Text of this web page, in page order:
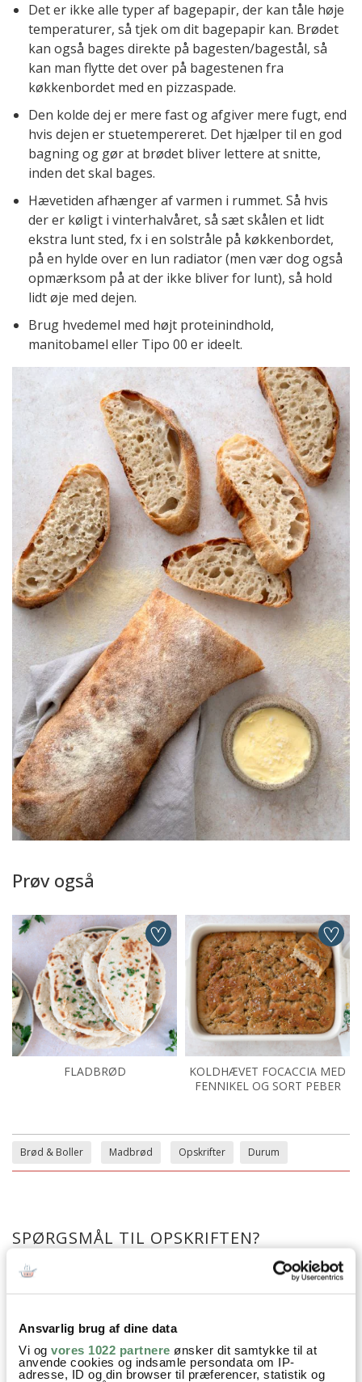
Ansvarlig brug af dine data
Vi og vores 1022 partnere ønsker dit samtykke til at
anvende cookies og indsamle persondata om IP-
adresse, ID og din browser til præferencer, statistik og
Det er ikke alle typer af bagepapir, der kan tåle høje
temperaturer, så tjek om dit bagepapir kan. Brødet
kan også bages direkte på bagesten/bagestål, så
kan man flytte det over på bagestenen fra
køkkenbordet med en pizzaspade.
Den kolde dej er mere fast og afgiver mere fugt, end
hvis dejen er stuetempereret. Det hjælper til en god
bagning og gør at brødet bliver lettere at snitte,
inden det skal bages.
Hævetiden afhænger af varmen i rummet. Så hvis
der er køligt i vinterhalvåret, så sæt skålen et lidt
ekstra lunt sted, fx i en solstråle på køkkenbordet,
på en hylde over en lun radiator (men vær dog også
opmærksom på at der ikke bliver for lunt), så hold
lidt øje med dejen.
Brug hvedemel med højt proteinindhold,
manitobamel eller Tipo 00 er ideelt.
Prøv også
FLADBRØD
KOLDHÆVET FOCACCIA MED
FENNIKEL OG SORT PEBER
Brød & Boller Madbrød Opskrifter Durum
SPØRGSMÅL TIL OPSKRIFTEN?
Har du spørgsmål til opskriften eller lyst til at sende en sød
hilsen, så kan du skrive til mig i kommentarfeltet herunder.
spørgsmål' til min opskrifter.